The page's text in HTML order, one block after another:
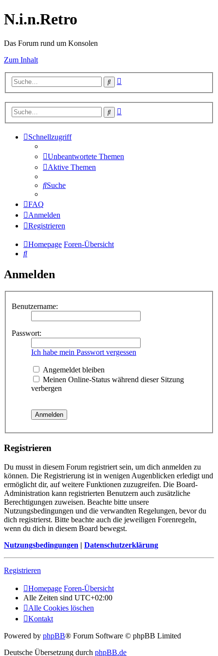
N.i.n.Retro
Das Forum rund um Konsolen
Zum Inhalt
Suche
Suche
Schnellzugriff
Unbeantwortete Themen
Aktive Themen
Suche
FAQ
Anmelden
Registrieren
Homepage Foren-Übersicht
Suche
Anmelden
Benutzername:
Passwort:
Ich habe mein Passwort vergessen
Angemeldet bleiben
Meinen Online-Status während dieser Sitzung
verbergen
Registrieren
Du musst in diesem Forum registriert sein, um dich anmelden zu
können. Die Registrierung ist in wenigen Augenblicken erledigt und
ermöglicht dir, auf weitere Funktionen zuzugreifen. Die Board-
Administration kann registrierten Benutzern auch zusätzliche
Berechtigungen zuweisen. Beachte bitte unsere
Nutzungsbedingungen und die verwandten Regelungen, bevor du
dich registrierst. Bitte beachte auch die jeweiligen Forenregeln,
wenn du dich in diesem Board bewegst.
Nutzungsbedingungen | Datenschutzerklärung
Registrieren
Homepage Foren-Übersicht
Alle Zeiten sind UTC+02:00
Alle Cookies löschen
Kontakt
Powered by phpBB® Forum Software © phpBB Limited
Deutsche Übersetzung durch phpBB.de